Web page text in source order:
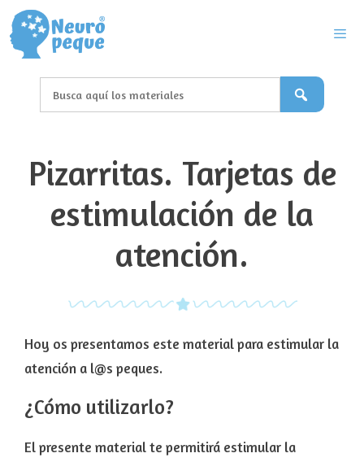
Saltar
al
contenido
Pizarritas. Tarjetas de
estimulación de la
atención.
Hoy os presentamos este material para estimular la
atención a l@s peques.
¿Cómo utilizarlo?
El presente material te permitirá estimular la